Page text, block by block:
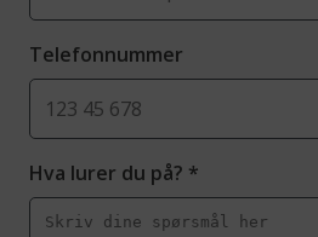
Telefonnummer
Hva lurer du på? *